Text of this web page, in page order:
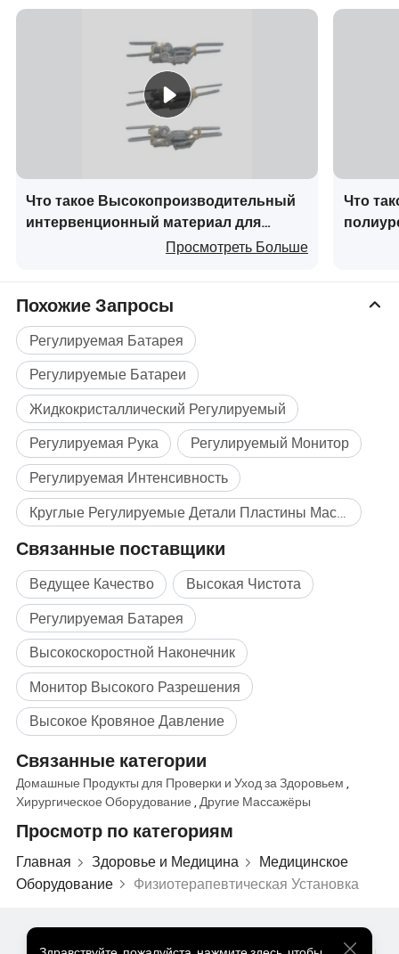
Что такое Высокопроизводительный
интервенционный материал для
ортопедических решений поПросмотреть Больше
Что
Похожие Запросы
Регулируемая Батарея
Регулируемые Батареи
Жидкокристаллический Регулируемый
Регулируемая Рука
Регулируемый Монитор
Регулируемая Интенсивность
Круглые Регулируемые Детали Пластины Массовая покупка
Связанные поставщики
Ведущее Качество
Высокая Чистота
Регулируемая Батарея
Высокоскоростной Наконечник
Монитор Высокого Разрешения
Высокое Кровяное Давление
Связанные категории
Домашные Продукты для Проверки и Уход за Здоровьем ,
Хирургическое Оборудование ,Другие Массажёры
Просмотр по категориям
Главная Здоровье и Медицина
Медицинское
Оборудование
Физиотерапевтическая Установка